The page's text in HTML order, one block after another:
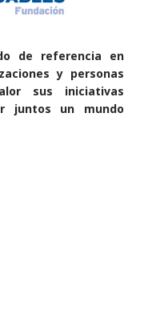
de referencia en
y personas
sus iniciativas
juntos un mundo